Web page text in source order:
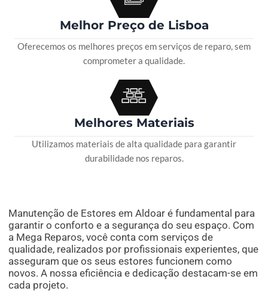
Melhor Preço de Lisboa
Oferecemos os melhores preços em serviços de reparo, sem
comprometer a qualidade.
Melhores Materiais
Utilizamos materiais de alta qualidade para garantir
durabilidade nos reparos.
Manutenção de Estores em Aldoar é fundamental para
garantir o conforto e a segurança do seu espaço. Com
a Mega Reparos, você conta com serviços de
qualidade, realizados por profissionais experientes, que
asseguram que os seus estores funcionem como
novos. A nossa eficiência e dedicação destacam-se em
cada projeto.